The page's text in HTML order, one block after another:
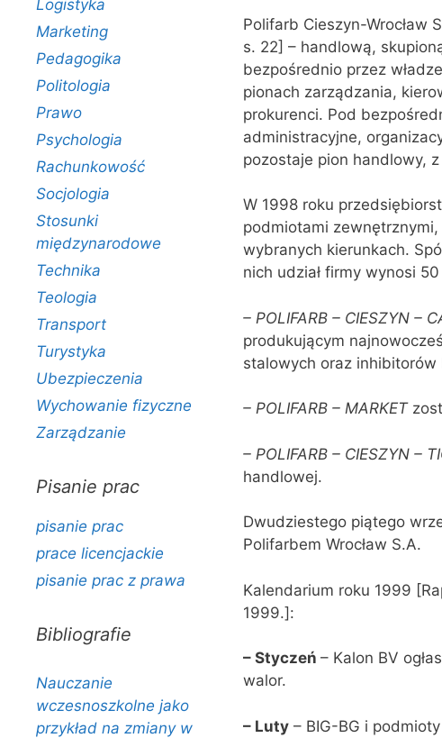
Polifarb Cieszyn-Wrocław
s. 22] – handlową,
bezpośrednio przez
pionach zarządzania,
prokurenci. Pod
administracyjne,
pozostaje pion handlowy,
W 1998 roku
podmiotami zewnętrznymi,
wybranych kierunkach.
nich udział firmy wynosi
– POLIFARB – CIESZYN –
produkującym
stalowych oraz inhibitorów
– POLIFARB – MARKET
– POLIFARB – CIESZYN –
handlowej.
Dwudziestego piątego
Polifarbem Wrocław S.A.
Kalendarium roku 1999
1999.]:
– Styczeń – Kalon BV
walor.
– Luty– BIG-BG i
Logistyka
Marketing
Pedagogika
Politologia
Prawo
Psychologia
Rachunkowość
Socjologia
Stosunki
międzynarodowe
Technika
Teologia
Transport
Turystyka
Ubezpieczenia
Wychowanie fizyczne
Zarządzanie
Pisanie prac
pisanie prac
prace licencjackie
pisanie prac z prawa
Bibliografie
Nauczanie
wczesnoszkolne jako
przykład na zmiany w